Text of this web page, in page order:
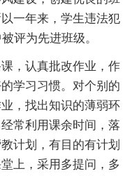
一年来，学生违法犯
评为先进班级。
，认真批改作业，作
学习习惯。对个别的
，找出知识的薄弱环
常利用课余时间，落
计划，有目的有计划
上，采用多提问，多